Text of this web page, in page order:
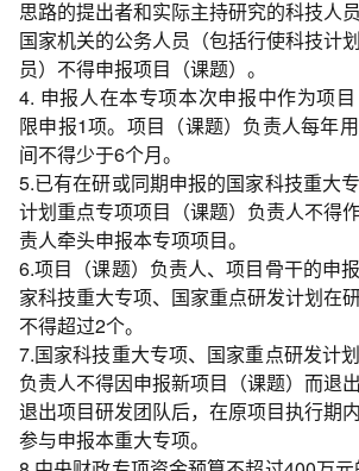
思路的提出者和实际主持研究的科技人
国家机关的公务人员（包括行使科技计
员）不得申报项目（课题）。
4. 申报人在本专项本次申报中作为项
限申报1项。项目（课题）负责人每年
间不得少于6个月。
5.已有在研或同期申报的国家科技重大
计划重点专项项目（课题）负责人不得
责人牵头申报本专项项目。
6.项目（课题）负责人、项目骨干的申
家科技重大专项、国家重点研发计划在
不得超过2个。
7.国家科技重大专项、国家重点研发计
负责人不得因申报新项目（课题）而退
退出项目研发团队后，在原项目执行期
参与申报本重大专项。